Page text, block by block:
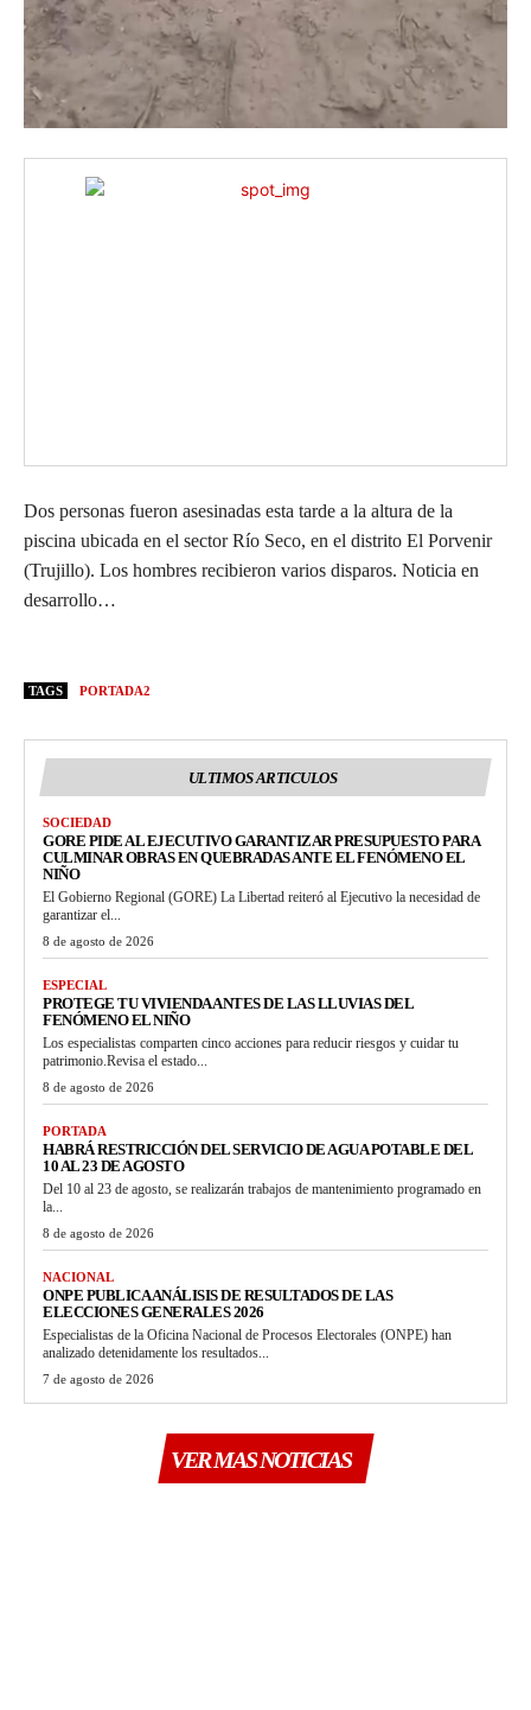
Dos personas fueron asesinadas esta tarde a la altura de la
piscina ubicada en el sector Río Seco, en el distrito El Porvenir
(Trujillo). Los hombres recibieron varios disparos. Noticia en
desarrollo…
TAGS PORTADA2
ULTIMOS ARTICULOS
SOCIEDAD
GORE PIDE AL EJECUTIVO GARANTIZAR PRESUPUESTO PARA
CULMINAR OBRAS EN QUEBRADAS ANTE EL FENÓMENO EL
NIÑO
El Gobierno Regional (GORE) La Libertad reiteró al Ejecutivo la necesidad de
garantizar el...
8 de agosto de 2026
ESPECIAL
PROTEGE TU VIVIENDA ANTES DE LAS LLUVIAS DEL
FENÓMENO EL NIÑO
Los especialistas comparten cinco acciones para reducir riesgos y cuidar tu
patrimonio.Revisa el estado...
8 de agosto de 2026
PORTADA
HABRÁ RESTRICCIÓN DEL SERVICIO DE AGUA POTABLE DEL
10 AL 23 DE AGOSTO
Del 10 al 23 de agosto, se realizarán trabajos de mantenimiento programado en
la...
8 de agosto de 2026
NACIONAL
ONPE PUBLICA ANÁLISIS DE RESULTADOS DE LAS
ELECCIONES GENERALES 2026
Especialistas de la Oficina Nacional de Procesos Electorales (ONPE) han
analizado detenidamente los resultados...
7 de agosto de 2026
VER MAS NOTICIAS